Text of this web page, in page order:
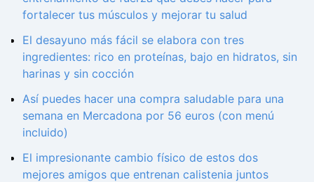
fortalecer tus músculos y mejorar tu salud
El desayuno más fácil se elabora con tres
ingredientes: rico en proteínas, bajo en hidratos, sin
harinas y sin cocción
Así puedes hacer una compra saludable para una
semana en Mercadona por 56 euros (con menú
incluido)
El impresionante cambio físico de estos dos
mejores amigos que entrenan calistenia juntos